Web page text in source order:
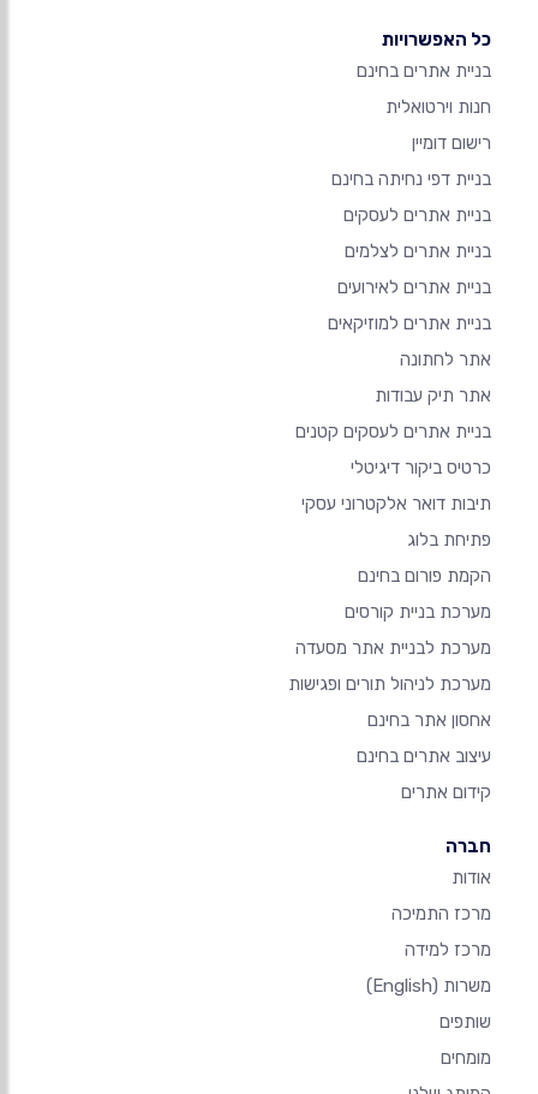
כל האפשרויות
בניית אתרים בחינם
חנות וירטואלית
רישום דומיין
בניית דפי נחיתה בחינם
בניית אתרים לעסקים
בניית אתרים לצלמים
בניית אתרים לאירועים
בניית אתרים למוזיקאים
אתר לחתונה
אתר תיק עבודות
בניית אתרים לעסקים קטנים
כרטיס ביקור דיגיטלי
תיבות דואר אלקטרוני עסקי
פתיחת בלוג
הקמת פורום בחינם
מערכת בניית קורסים
מערכת לבניית אתר מסעדה
מערכת לניהול תורים ופגישות
אחסון אתר בחינם
עיצוב אתרים בחינם
קידום אתרים
חברה
אודות
מרכז התמיכה
מרכז למידה
משרות (English)
שותפים
מומחים